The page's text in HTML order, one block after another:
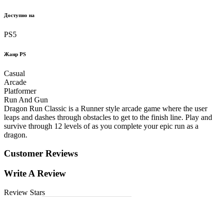
Доступно на
PS5
Жанр PS
Casual
Arcade
Platformer
Run And Gun
Dragon Run Classic is a Runner style arcade game where the user
leaps and dashes through obstacles to get to the finish line. Play and
survive through 12 levels of as you complete your epic run as a
dragon.
Customer Reviews
Write A Review
Review Stars